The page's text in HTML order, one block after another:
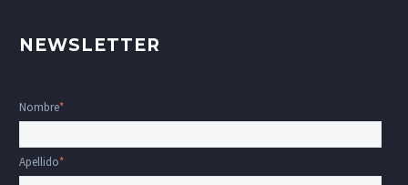
NEWSLETTER
Nombre*
Apellido*